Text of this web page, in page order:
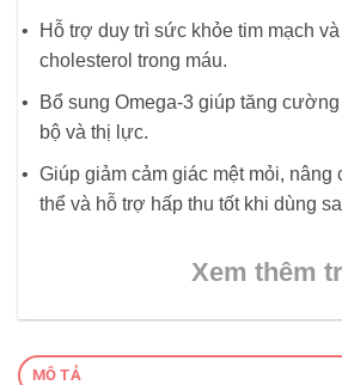
Hỗ trợ duy trì sức khỏe tim mạch
cholesterol trong máu.
Bổ sung Omega-3 giúp tăng
bộ và thị lực.
Giúp giảm cảm giác mệt mỏi, nâng
thể và hỗ trợ hấp thu tốt khi dùng
Xem thêm
MÔ TẢ